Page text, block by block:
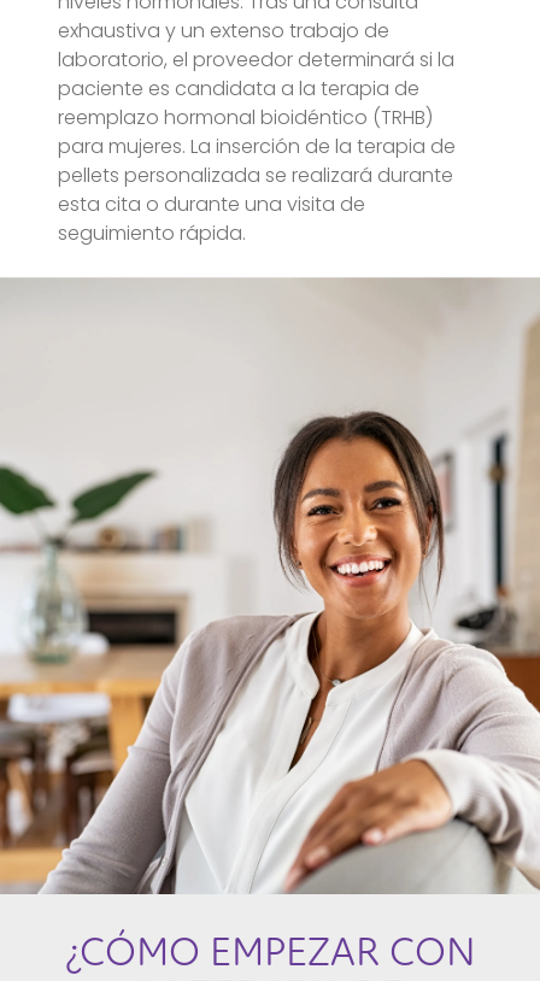
exhaustiva y un extenso trabajo de
laboratorio, el proveedor determinará si la
paciente es candidata a la terapia de
reemplazo hormonal bioidéntico (TRHB)
para mujeres. La inserción de la terapia de
pellets personalizada se realizará durante
esta cita o durante una visita de
seguimiento rápida.
¿CÓMO EMPEZAR CON